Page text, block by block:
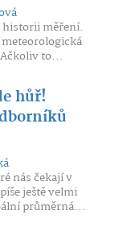
historii měření.
to...
hůř!
nás čekají v
ještě velmi
průměrná...